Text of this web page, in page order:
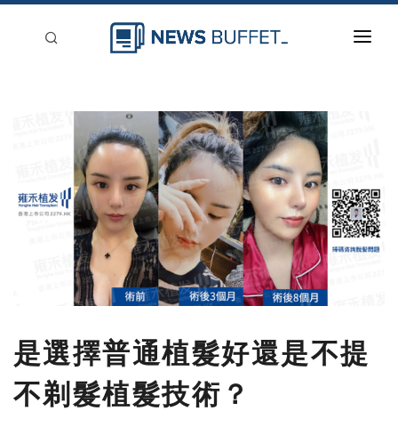
刊登
是選擇普通植髮好還是不提
不剃髮植髮技術？